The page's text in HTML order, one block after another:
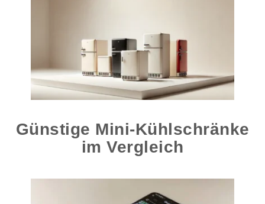
Günstige Mini-Kühlschränke
im Vergleich